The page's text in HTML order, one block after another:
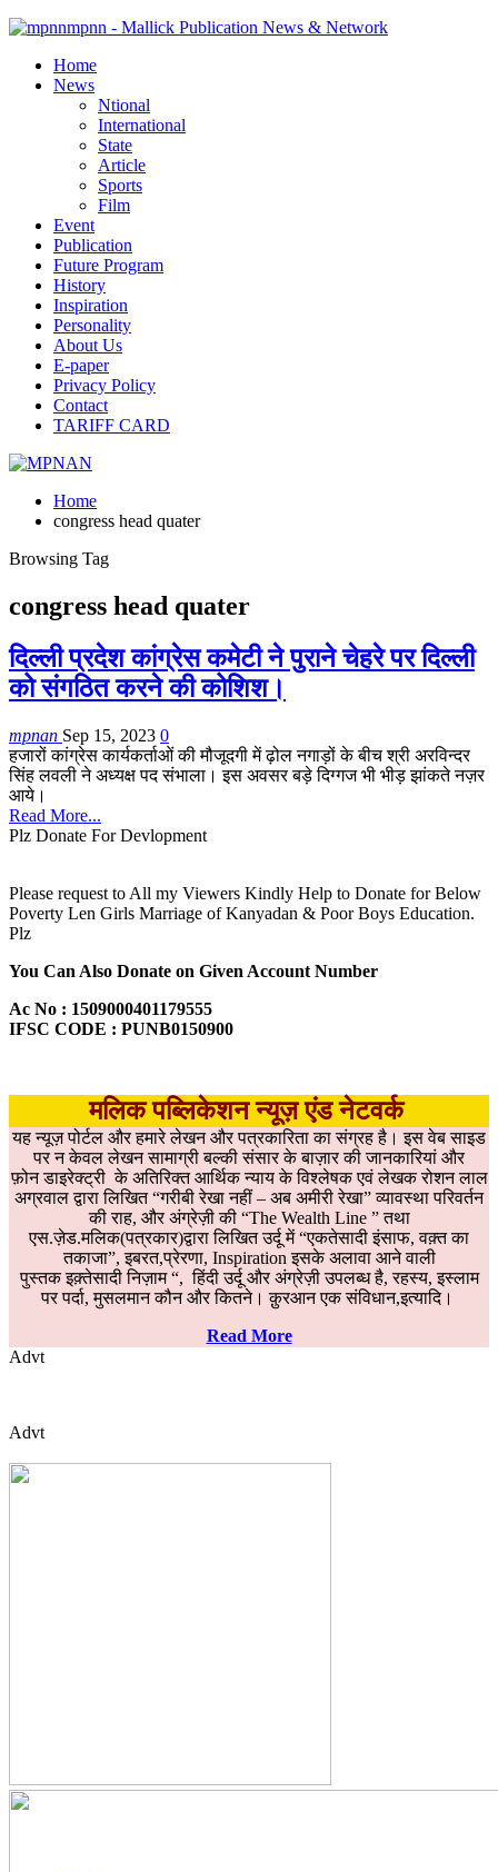
mpnn - Mallick Publication News & Network
Home
News
Ntional
International
State
Article
Sports
Film
Event
Publication
Future Program
History
Inspiration
Personality
About Us
E-paper
Privacy Policy
Contact
TARIFF CARD
Home
congress head quater
Browsing Tag
congress head quater
दिल्ली प्रदेश कांग्रेस कमेटी ने पुराने चेहरे पर दिल्ली
को संगठित करने की कोशिश।
mpnan Sep 15, 2023 0
हजारों कांग्रेस कार्यकर्ताओं की मौजूदगी में ढ़ोल नगाड़ों के बीच श्री अरविन्दर
सिंह लवली ने अध्यक्ष पद संभाला। इस अवसर बड़े दिग्गज भी भीड़ झांकते नज़र
आये।
Read More...
Plz Donate For Devlopment
Please request to All my Viewers Kindly Help to Donate for Below
Poverty Len Girls Marriage of Kanyadan & Poor Boys Education.
Plz
You Can Also Donate on Given Account Number
Ac No : 1509000401179555
IFSC CODE : PUNB0150900
मलिक पब्लिकेशन न्यूज़ एंड नेटवर्क
यह न्यूज़ पोर्टल और हमारे लेखन और पत्रकारिता का संग्रह है। इस वेब साइड
पर न केवल लेखन सामाग्री बल्की संसार के बाज़ार की जानकारियां और
फ़ोन डाइरेक्ट्री के अतिरिक्त आर्थिक न्याय के विश्लेषक एवं लेखक रोशन लाल
अग्रवाल द्वारा लिखित “गरीबी रेखा नहीं – अब अमीरी रेखा” व्यावस्था परिवर्तन
की राह, और अंग्रेज़ी की “The Wealth Line ” तथा
एस.ज़ेड.मलिक(पत्रकार)द्वारा लिखित उर्दू में “एकतेसादी इंसाफ, वक़्त का
तकाजा”, इबरत,प्रेरणा, Inspiration इसके अलावा आने वाली
पुस्तक इक़्तेसादी निज़ाम “, हिंदी उर्दू और अंग्रेज़ी उपलब्ध है, रहस्य, इस्लाम
पर पर्दा, मुसलमान कौन और कितने। क़ुरआन एक संविधान,इत्यादि।
Read More
Advt
Advt